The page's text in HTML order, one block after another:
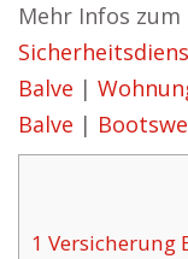
Mehr Infos
Balve |
Balve |
1 Versicherung